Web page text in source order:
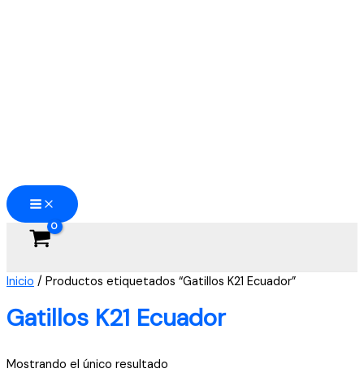
Inicio / Productos etiquetados “Gatillos K21 Ecuador”
Gatillos K21 Ecuador
Mostrando el único resultado